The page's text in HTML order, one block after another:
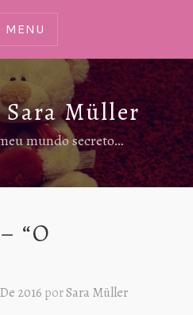
MENU
Müller
mundo secreto…
“O
2016 porSara Müller